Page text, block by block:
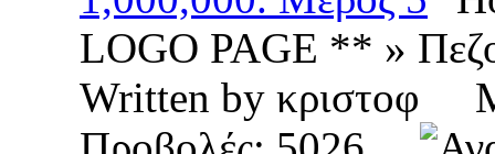
LOGO PAGE ** »
Written by κριστοφ